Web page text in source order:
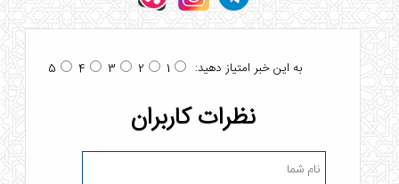
به این خبر امتیاز دهید: 1
2
3
4
5
نظرات کاربران